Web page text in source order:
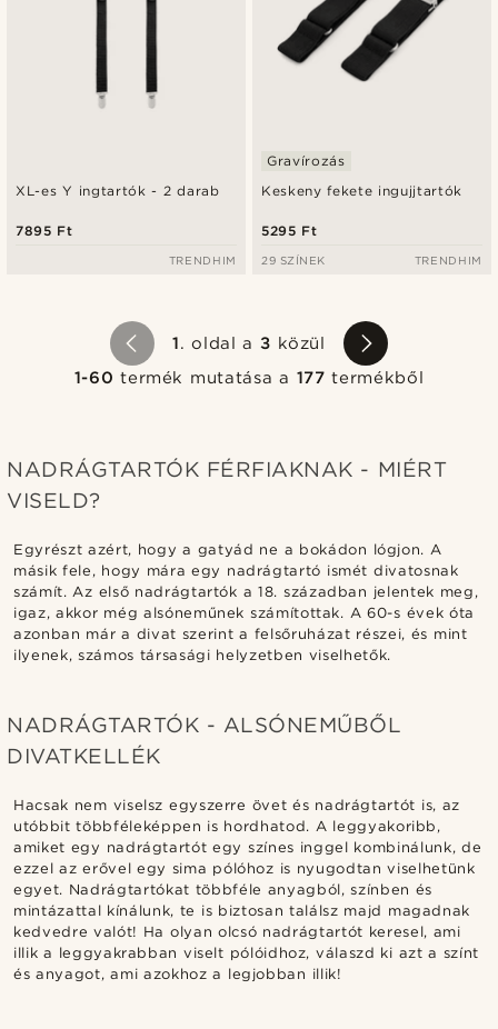
XL-es Y ingtartók - 2 darab
7895 Ft
TRENDHIM
Keskeny fekete ingujjtartók
Gravírozás
5295 Ft
29 SZÍNEK TRENDHIM
1. oldal a 3 közül
1-60 termék mutatása a 177 termékből
NADRÁGTARTÓK FÉRFIAKNAK - MIÉRT
VISELD?
Egyrészt azért, hogy a gatyád ne a bokádon lógjon. A
másik fele, hogy mára egy nadrágtartó ismét divatosnak
számít. Az első nadrágtartók a 18. században jelentek meg,
igaz, akkor még alsóneműnek számítottak. A 60-s évek óta
azonban már a divat szerint a felsőruházat részei, és mint
ilyenek, számos társasági helyzetben viselhetők.
NADRÁGTARTÓK - ALSÓNEMŰBŐL
DIVATKELLÉK
Hacsak nem viselsz egyszerre övet és nadrágtartót is, az
utóbbit többféleképpen is hordhatod. A leggyakoribb,
amiket egy nadrágtartót egy színes inggel kombinálunk, de
ezzel az erővel egy sima pólóhoz is nyugodtan viselhetünk
egyet. Nadrágtartókat többféle anyagból, színben és
mintázattal kínálunk, te is biztosan találsz majd magadnak
kedvedre valót! Ha olyan olcsó nadrágtartót keresel, ami
illik a leggyakrabban viselt pólóidhoz, válaszd ki azt a színt
és anyagot, ami azokhoz a legjobban illik!